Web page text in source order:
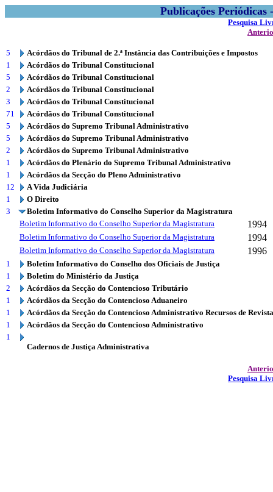
Publicações
Pesquisa
5
Acórdãos do Tribunal de 2.ª Instância das Contribuições e Impostos
1
Acórdãos do Tribunal Constitucional
5
Acórdãos do Tribunal Constitucional
2
Acórdãos do Tribunal Constitucional
3
Acórdãos do Tribunal Constitucional
71
Acórdãos do Tribunal Constitucional
5
Acórdãos do Supremo Tribunal Administrativo
5
Acórdãos do Supremo Tribunal Administrativo
2
Acórdãos do Supremo Tribunal Administrativo
1
Acórdãos do Plenário do Supremo Tribunal Administrativo
1
Acórdãos da Secção do Pleno Administrativo
12
A Vida Judiciária
1
O Direito
3
Boletim Informativo do Conselho Superior da Magistratura
Boletim Informativo do Conselho Superior da Magistratura
1994
Boletim Informativo do Conselho Superior da Magistratura 1994
Boletim Informativo do Conselho Superior da Magistratura 1996
1
Boletim Informativo do Conselho dos Oficiais de Justiça
1
Boletim do Ministério da Justiça
2
Acórdãos da Secção do Contencioso Tributário
1
Acórdãos da Secção do Contencioso Aduaneiro
1
Acórdãos da Secção do Contencioso Administrativo Recursos de Revista
1
Acórdãos da Secção do Contencioso Administrativo
1
Cadernos de Justiça Administrativa
Pesquisa